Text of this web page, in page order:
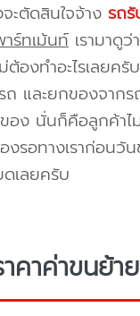
ะตัดสินใจจ้าง รถ
ร์ทเม้นท์เรามาดูว่
ต้องทำอะไรเลย
และยกของจาก
ง นั่นก็คือลูกค้าไ
รอทางเราก่อนวั
ดเลยครับ
คาค่าขนย้า